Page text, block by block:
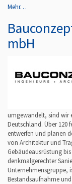
Mehr…
mbH
umgewandelt, sind wir
Deutschland. Über 120
entwerfen und planen
von Architektur und
Gebäudeausrüstung
denkmalgerechter
Unternehmensgruppe,
Bestandsaufnahme